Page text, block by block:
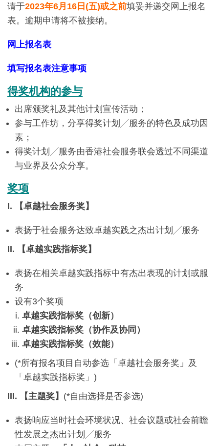
请于2023年6月16日(五)或之前填妥并递交网上报名
表。逾期申请将不被接纳。
网上报名表
填写报名表注意事项
得奖机构的参与
出席颁奖礼及其他计划宣传活动；
参与工作坊，分享得奖计划╱服务的特色及成功因
素；
得奖计划╱服务由香港社会服务联会透过不同渠道
与业界及公众分享。
奖项
I. 【卓越社会服务奖】
表扬于社会服务达致卓越实践之杰出计划╱服务
II. 【卓越实践指标奖】
表扬在相关卓越实践指标中有杰出表现的计划或服
务
设有3个奖项
卓越实践指标奖（创新）
卓越实践指标奖（协作及协同）
卓越实践指标奖（效能）
(*所有报名项目自动参选「卓越社会服务奖」及
「卓越实践指标奖」)
III. 【主题奖】 (*自由选择是否参选)
表扬响应当时社会环境状况、社会议题或社会前瞻
性发展之杰出计划╱服务